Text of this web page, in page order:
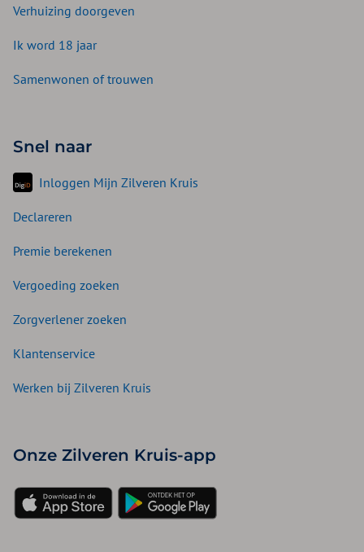
Verhuizing doorgeven
Ik word 18 jaar
Samenwonen of trouwen
Snel naar
Inloggen Mijn Zilveren Kruis
Declareren
Premie berekenen
Vergoeding zoeken
Zorgverlener zoeken
Klantenservice
Werken bij Zilveren Kruis
Onze Zilveren Kruis-app